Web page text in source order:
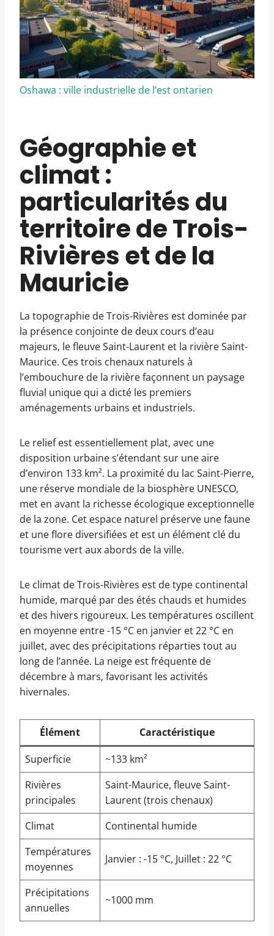
Oshawa : ville industrielle de l’est ontarien
Géographie et
climat :
particularités du
territoire de Trois-
Rivières et de la
Mauricie
La topographie de Trois-Rivières est dominée par
la présence conjointe de deux cours d’eau
majeurs, le fleuve Saint-Laurent et la rivière Saint-
Maurice. Ces trois chenaux naturels à
l’embouchure de la rivière façonnent un paysage
fluvial unique qui a dicté les premiers
aménagements urbains et industriels.
Le relief est essentiellement plat, avec une
disposition urbaine s’étendant sur une aire
d’environ 133 km². La proximité du lac Saint-Pierre,
une réserve mondiale de la biosphère UNESCO,
met en avant la richesse écologique exceptionnelle
de la zone. Cet espace naturel préserve une faune
et une flore diversifiées et est un élément clé du
tourisme vert aux abords de la ville.
Le climat de Trois-Rivières est de type continental
humide, marqué par des étés chauds et humides
et des hivers rigoureux. Les températures oscillent
en moyenne entre -15 °C en janvier et 22 °C en
juillet, avec des précipitations réparties tout au
long de l’année. La neige est fréquente de
décembre à mars, favorisant les activités
hivernales.
Élément
Caractéristique
Superficie
~133 km²
Rivières
principales
Saint-Maurice, fleuve Saint-
Laurent (trois chenaux)
Climat
Continental humide
Températures
moyennes
Janvier : -15 °C, Juillet : 22 °C
Précipitations
annuelles
~1000 mm